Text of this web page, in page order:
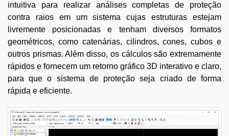
intuitiva para realizar análises completas de proteção
contra raios em um sistema cujas estruturas estejam
livremente posicionadas e tenham diversos formatos
geométricos, como catenárias, cilindros, cones, cubos e
outros prismas. Além disso, os cálculos são extremamente
rápidos e fornecem um retorno gráfico 3D interativo e claro,
para que o sistema de proteção seja criado de forma
rápida e eficiente.